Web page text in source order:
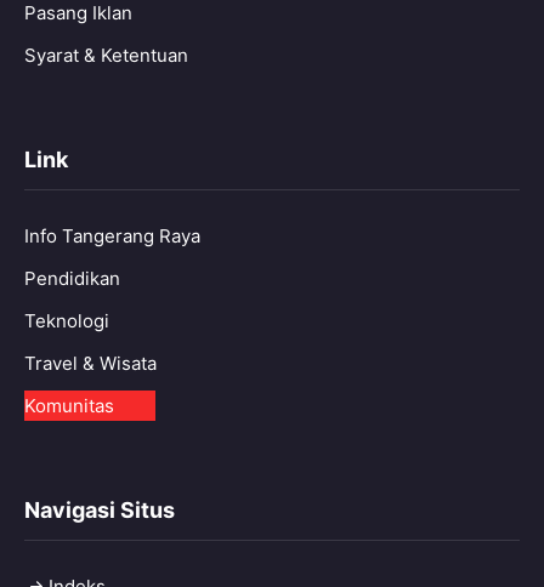
Pasang Iklan
Syarat & Ketentuan
Link
Info Tangerang Raya
Pendidikan
Teknologi
Travel & Wisata
Komunitas
Navigasi Situs